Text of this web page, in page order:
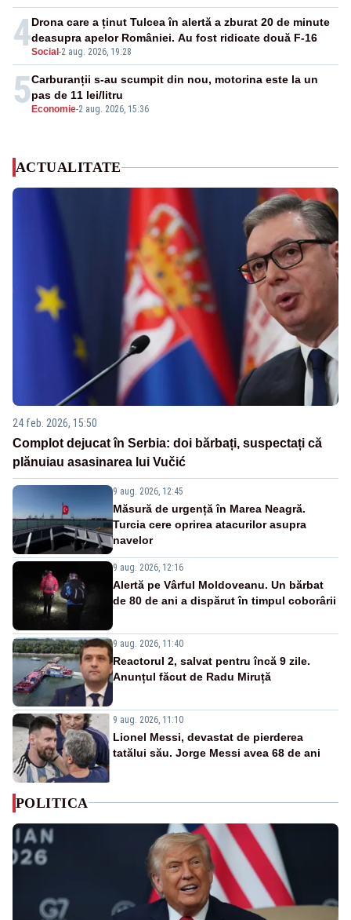
4Social -2 aug. 2026, 19:28
Drona care a ținut Tulcea în alertă a zburat 20 de minute
deasupra apelor României. Au fost ridicate două F-16
5 Economie-2 aug. 2026, 15:36
Carburanții s-au scumpit din nou, motorina este la un
pas de 11 lei/litru
ACTUALITATE
24 feb. 2026, 15:50
Complot dejucat în Serbia: doi bărbați, suspectați că
plănuiau asasinarea lui Vučić
9 aug. 2026, 12:45
Măsură de urgență în Marea Neagră.
Turcia cere oprirea atacurilor asupra
navelor
9 aug. 2026, 12:16
Alertă pe Vârful Moldoveanu. Un bărbat
de 80 de ani a dispărut în timpul coborârii
9 aug. 2026, 11:40
Reactorul 2, salvat pentru încă 9 zile.
Anunțul făcut de Radu Miruță
9 aug. 2026, 11:10
Lionel Messi, devastat de pierderea
tatălui său. Jorge Messi avea 68 de ani
POLITICA